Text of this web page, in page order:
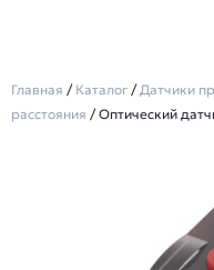
Главная / Каталог /Датчики
расстояния / Оптический